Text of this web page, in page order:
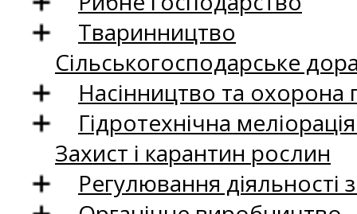
Тваринництво
Сільськогосподарське
Насінництво та
Гідротехнічна
Захист і карантин рослин
Регулювання